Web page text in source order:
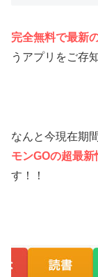
完全無料で最新
うアプリをご存
なんと今現在期
モンGOの超最
す！！